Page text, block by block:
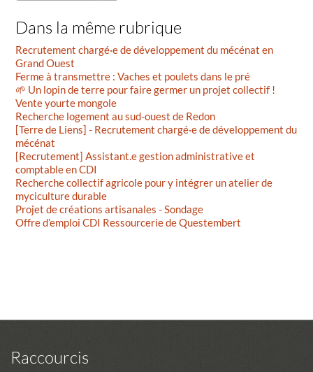
Dans la même rubrique
Recrutement chargé·e de développement du mécénat en
Grand Ouest
Ferme à transmettre : Vaches et poulets dans le pré
🌱 Un lopin de terre pour faire germer un projet collectif !
Vente yourte mongole
Recherche logement au sud-ouest de Redon
[Terre de Liens] - Recrutement chargé·e de développement du
mécénat
[Recrutement] Assistant.e gestion administrative et
comptable en CDI
Recherche collectif agricole pour y intégrer un atelier de
myciculture durable
Projet de créations artisanales - Sondage
Offre d’emploi CDI Ressourcerie de Questembert
Raccourcis